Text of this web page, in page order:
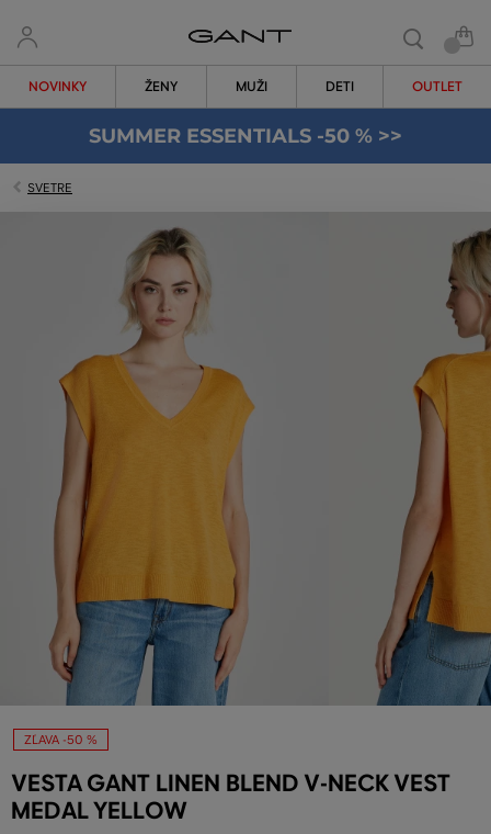
NOVINKY ŽENY MUŽI DETI OUTLET
SUMMER ESSENTIALS -50 % >>
SVETRE
ZĽAVA -50 %
VESTA GANT LINEN BLEND V-NECK VEST
MEDAL YELLOW